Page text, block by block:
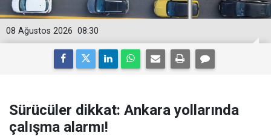
08:30
08 Ağustos 2026
Sürücüler dikkat: Ankara yollarında
çalışma alarmı!